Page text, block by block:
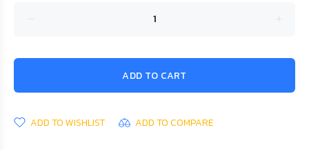
ADD TO CART
ADD TO WISHLIST ADD TO COMPARE